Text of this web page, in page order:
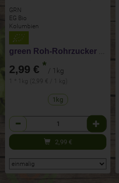
GRN
EG Bio
Kolumbien
2,99 € * / 1kg
1 * 1kg (2,99 € / 1 kg)
1kg
Anzahl
2,99 €